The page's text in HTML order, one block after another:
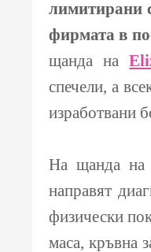
лимитирани
фирмата в
щанда на
спечели, а
изработвани
На щанда на
направят
физически
маса, кръвна